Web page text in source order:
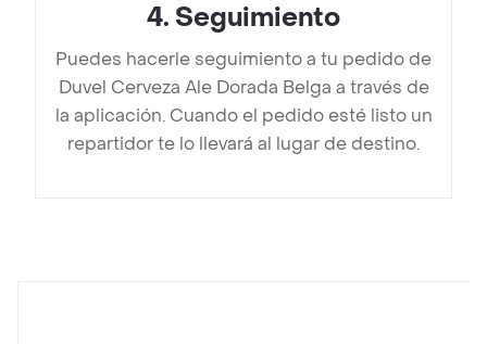
4. Seguimiento
Puedes hacerle seguimiento a tu pedido de
Duvel Cerveza Ale Dorada Belga a través de
la aplicación. Cuando el pedido esté listo un
repartidor te lo llevará al lugar de destino.